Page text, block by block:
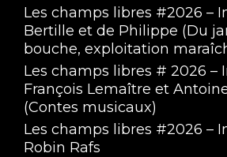
Les champs libres #2026 –
Bertille et de Philippe (Du
bouche, exploitation
Les champs libres # 2026 –
François Lemaître et
(Contes musicaux)
Les champs libres #2026 –
Robin Rafs